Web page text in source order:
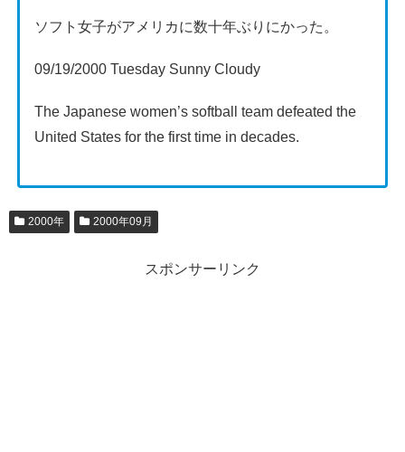
ソフト女子がアメリカに数十年ぶりにかった。
09/19/2000 Tuesday Sunny Cloudy
The Japanese women’s softball team defeated the
United States for the first time in decades.
2000年 2000年09月
スポンサーリンク